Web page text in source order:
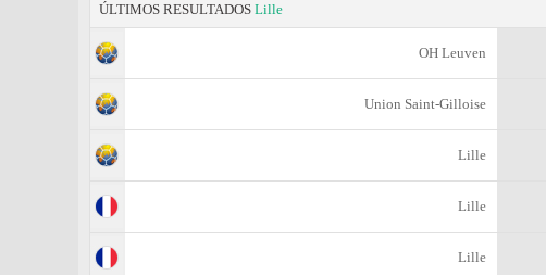
ÚLTIMOS RESULTADOS Lille
OH Leuven
Union Saint-Gilloise
Lille
Lille
Lille